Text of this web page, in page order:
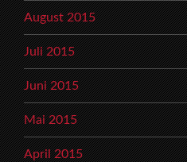
August 2015
Juli 2015
Juni 2015
Mai 2015
April 2015